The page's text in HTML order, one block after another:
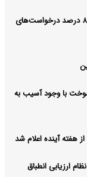
ترمز بانک مرکزی در بازار پول کشیده شد/ رد ۸۰ درصد درخواست‌های
سوخت با وجود آسیب به
هفته آینده اعلام شد
ارزیابی انطباق